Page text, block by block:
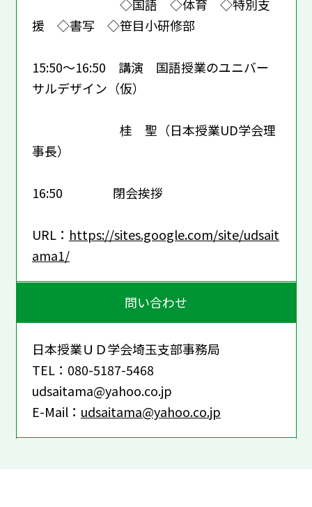
◇国語 ◇体育 ◇特別支
援 ◇書写 ◇笹目小研修部
15:50～16:50 講演 国語授業のユニバー
サルデザイン（仮）
桂 聖（日本授業UD学会理
事長）
16:50 閉会挨拶
URL： https://sites.google.com/site/udsait
ama1/
問い合わせ
日本授業ＵＤ学会埼玉支部事務局
TEL：080-5187-5468
udsaitama@yahoo.co.jp
E-Mail： udsaitama@yahoo.co.jp